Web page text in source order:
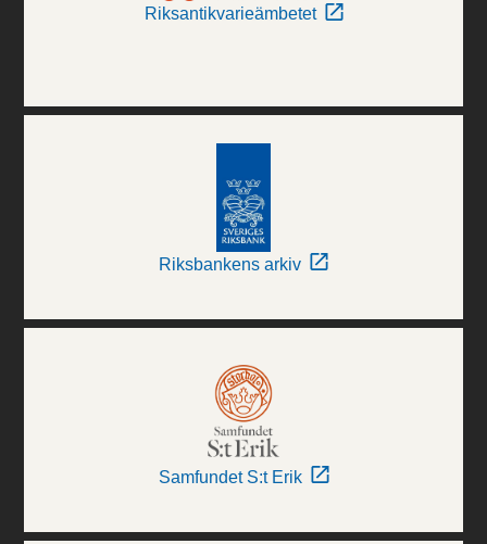
Riksantikvarieämbetet
Riksbankens arkiv
Samfundet S:t Erik